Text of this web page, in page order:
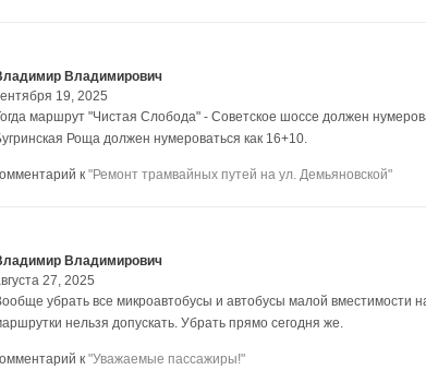
Владимирович
19, 2025
маршрут "Чистая Слобода" - Советское шоссе должен
Роща должен нумероваться как 16+10.
к "Ремонт трамвайных путей на ул. Демьяновской"
Владимирович
27, 2025
убрать все микроавтобусы и автобусы малой вместимости
нельзя допускать. Убрать прямо сегодня же.
к "Уважаемые пассажиры!"